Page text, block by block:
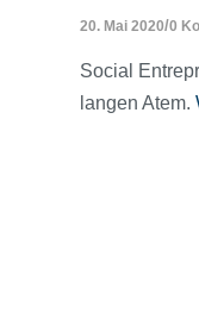
20. Mai 2020/0
Social
langen Atem.